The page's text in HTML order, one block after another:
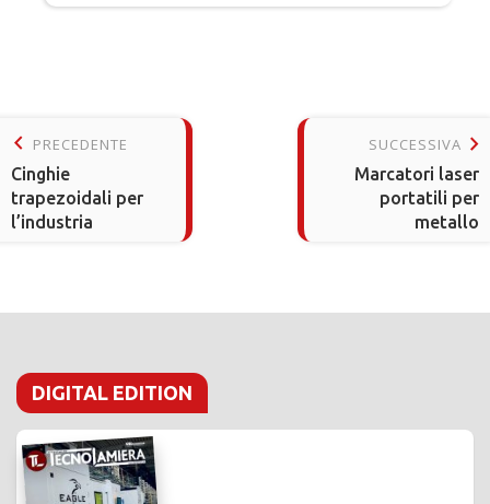
keyboard_arrow_left PRECEDENTE
Cinghie
trapezoidali per
l’industria
SUCCESSIVA keyboard_arrow_right
Marcatori laser
portatili per
metallo
DIGITAL EDITION